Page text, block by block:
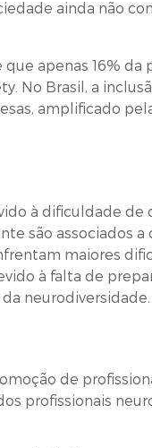
ainda não
apenas 16% da
No Brasil, a
amplificado
à dificuldade de
são associados a
maiores
à falta de
neurodiversidade.
de
profissionais